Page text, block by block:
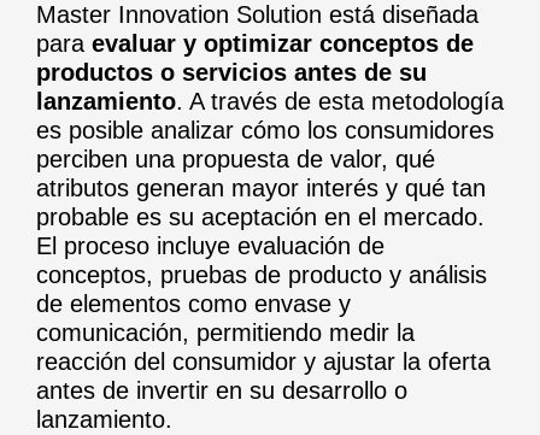
Master Innovation Solution está diseñada
para evaluar y optimizar conceptos de
productos o servicios antes de su
lanzamiento. A través de esta metodología
es posible analizar cómo los consumidores
perciben una propuesta de valor, qué
atributos generan mayor interés y qué tan
probable es su aceptación en el mercado.
El proceso incluye evaluación de
conceptos, pruebas de producto y análisis
de elementos como envase y
comunicación, permitiendo medir la
reacción del consumidor y ajustar la oferta
antes de invertir en su desarrollo o
lanzamiento.